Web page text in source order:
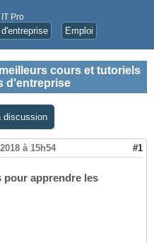
Pro
Emploi
cours et tutoriels
d'entreprise
discussion
à 15h54 #1
pour apprendre les